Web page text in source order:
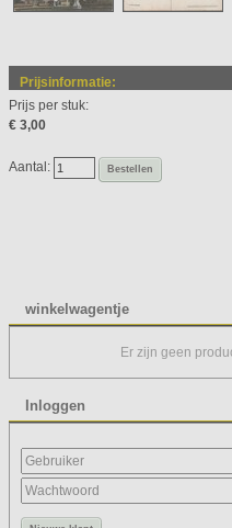
Prijsinformatie:
Prijs per stuk:
€ 3,00
Aantal: Bestellen
winkelwagentje
Er zijn geen
Inloggen